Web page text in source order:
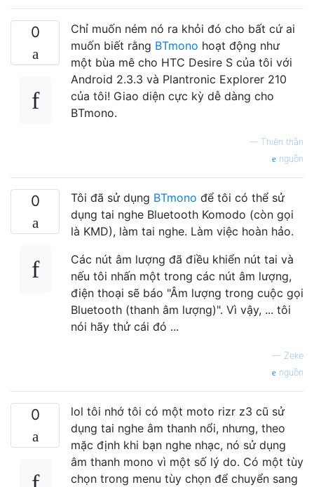
0
Chỉ muốn ném nó ra khỏi đó cho bất cứ ai
muốn biết rằng BTmono hoạt động như
một bùa mê cho HTC Desire S của tôi với
Android 2.3.3 và Plantronic Explorer 210
của tôi! Giao diện cực kỳ dễ dàng cho
BTmono.
— Thiên thần
nguồn
0 Tôi đã sử dụng BTmono để tôi có thể sử
dụng tai nghe Bluetooth Komodo (còn gọi
là KMD), làm tai nghe. Làm việc hoàn hảo.
Các nút âm lượng đã điều khiển nút tai và
nếu tôi nhấn một trong các nút âm lượng,
điện thoại sẽ báo "Âm lượng trong cuộc gọi
Bluetooth (thanh âm lượng)". Vì vậy, ... tôi
nói hãy thử cái đó ...
— Zeke
nguồn
0
lol tôi nhớ tôi có một moto rizr z3 cũ sử
dụng tai nghe âm thanh nổi, nhưng, theo
mặc định khi bạn nghe nhạc, nó sử dụng
âm thanh mono vì một số lý do. Có một tùy
chọn trong menu tùy chọn để chuyển sang